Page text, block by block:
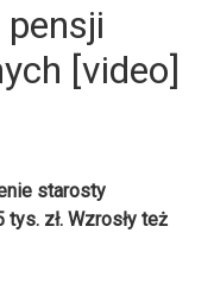
[video]
starosty
zł. Wzrosły też